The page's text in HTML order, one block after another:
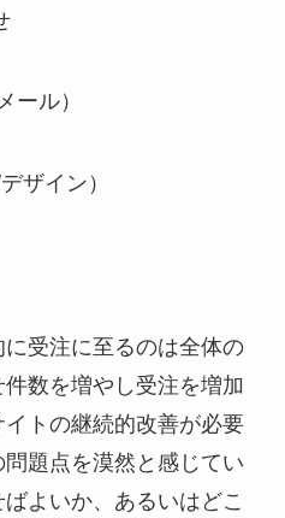
ール）
ザイン）
受注に至るのは全体の
数を増やし受注を増加
トの継続的改善が必要
題点を漠然と感じてい
よいか、あるいはどこ